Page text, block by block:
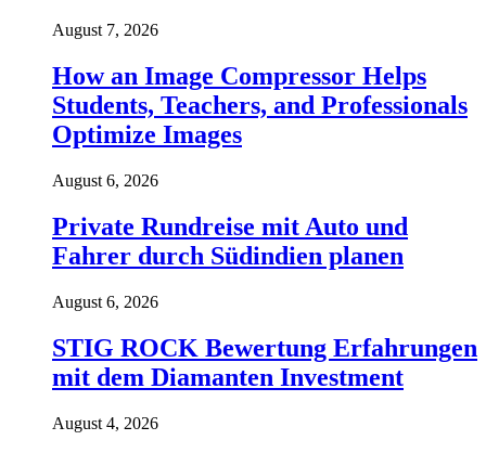
August 7, 2026
How an Image Compressor Helps
Students, Teachers, and Professionals
Optimize Images
August 6, 2026
Private Rundreise mit Auto und
Fahrer durch Südindien planen
August 6, 2026
STIG ROCK Bewertung Erfahrungen
mit dem Diamanten Investment
August 4, 2026